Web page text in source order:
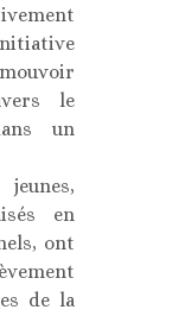
le
un
en
ont
de la